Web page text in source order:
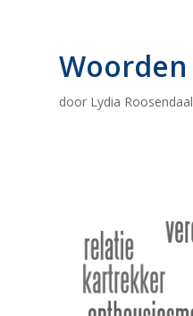
Woorden
door Lydia Roosendaal